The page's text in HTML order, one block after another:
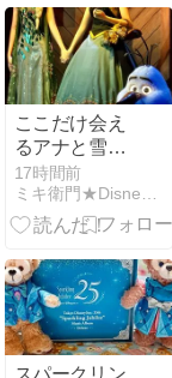
ここだけ会え
るアナと雪の
女王とオラフ
17時間前